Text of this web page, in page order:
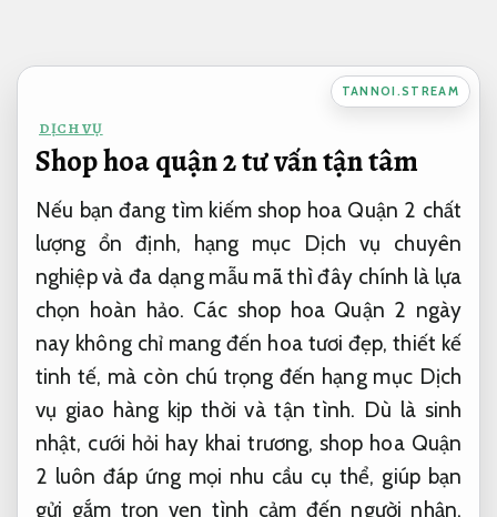
nội
TANNOI.STREAM
DỊCH VỤ
Shop hoa quận 2 tư vấn tận tâm
Nếu bạn đang tìm kiếm shop hoa Quận 2 chất
lượng ổn định, hạng mục Dịch vụ chuyên
nghiệp và đa dạng mẫu mã thì đây chính là lựa
chọn hoàn hảo. Các shop hoa Quận 2 ngày
nay không chỉ mang đến hoa tươi đẹp, thiết kế
tinh tế, mà còn chú trọng đến hạng mục Dịch
vụ giao hàng kịp thời và tận tình. Dù là sinh
nhật, cưới hỏi hay khai trương, shop hoa Quận
2 luôn đáp ứng mọi nhu cầu cụ thể, giúp bạn
gửi gắm trọn vẹn tình cảm đến người nhận.